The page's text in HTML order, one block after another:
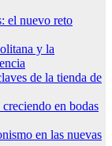
el nuevo reto
y la
de la tienda de
en bodas
en las nuevas